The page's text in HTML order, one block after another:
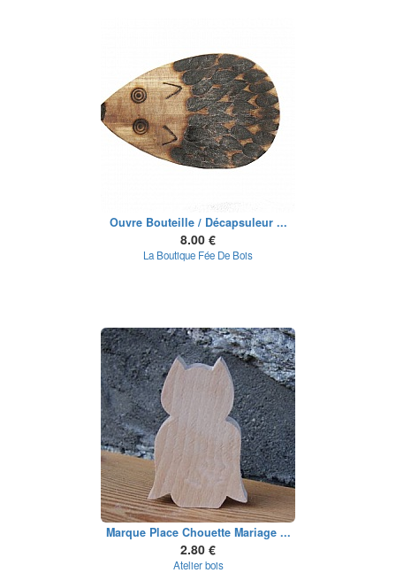
Ouvre Bouteille / Décapsuleur ...
8.00 €
La Boutique Fée De Bois
Marque Place Chouette Mariage ...
2.80 €
Atelier bois